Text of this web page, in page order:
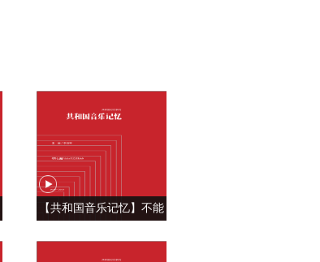
【共和国音乐记忆】不能
原》